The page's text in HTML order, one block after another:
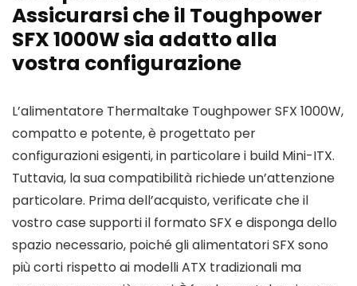
Assicurarsi che il Toughpower
SFX 1000W sia adatto alla
vostra configurazione
L’alimentatore Thermaltake Toughpower SFX 1000W,
compatto e potente, è progettato per
configurazioni esigenti, in particolare i build Mini-ITX.
Tuttavia, la sua compatibilità richiede un’attenzione
particolare. Prima dell’acquisto, verificate che il
vostro case supporti il formato SFX e disponga dello
spazio necessario, poiché gli alimentatori SFX sono
più corti rispetto ai modelli ATX tradizionali ma